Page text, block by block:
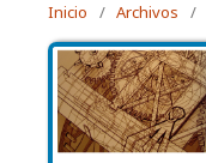
Inicio / Archivos /